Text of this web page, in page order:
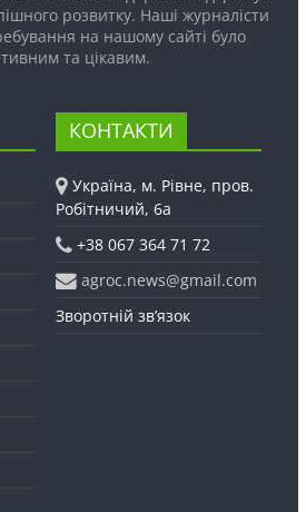
розвитку. Наші журналісти
на нашому сайті було
та цікавим.
КОНТАКТИ
Україна, м. Рівне, пров.
Робітничий, 6а
+38 067 364 71 72
agroc.news@gmail.com
Зворотній зв’язок